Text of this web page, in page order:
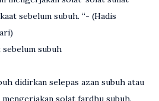
sebelum subuh. “- (Hadis
subuh
didirkan selepas azan subuh atau
mengerjakan solat fardhu subuh.